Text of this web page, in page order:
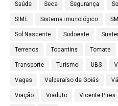
Saúde Seca Segurança
SIME Sistema imunológico
Sol Nascente Sudoeste
Terrenos Tocantins Tomate
Transporte Turismo UBS
Vagas Valparaíso de Goiás
Viação Viaduto Vicente Pires